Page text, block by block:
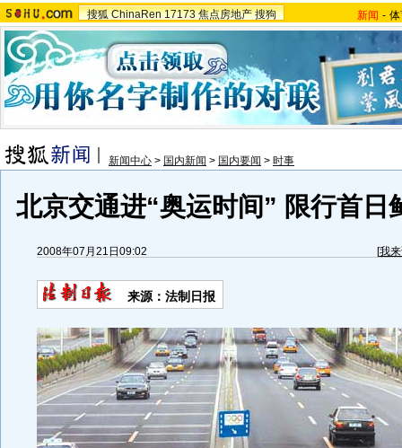
搜狐 ChinaRen 17173 焦点房地产 搜狗 新闻 -
新闻中心 > 国内新闻 > 国内要闻 > 时事
北京交通进“奥运时间” 限行首日
2008年07月21日09:02 [我
来源：法制日报